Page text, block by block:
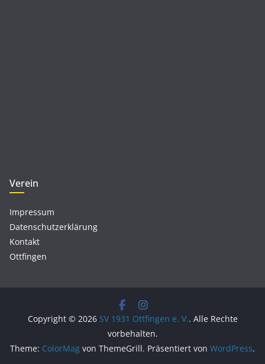
Verein
Impressum
Datenschutzerklärung
Kontakt
Ottfingen
Copyright © 2026 SV 1931 Ottfingen e. V.. Alle Rechte
vorbehalten.
Theme: ColorMag von ThemeGrill. Präsentiert von WordPress.